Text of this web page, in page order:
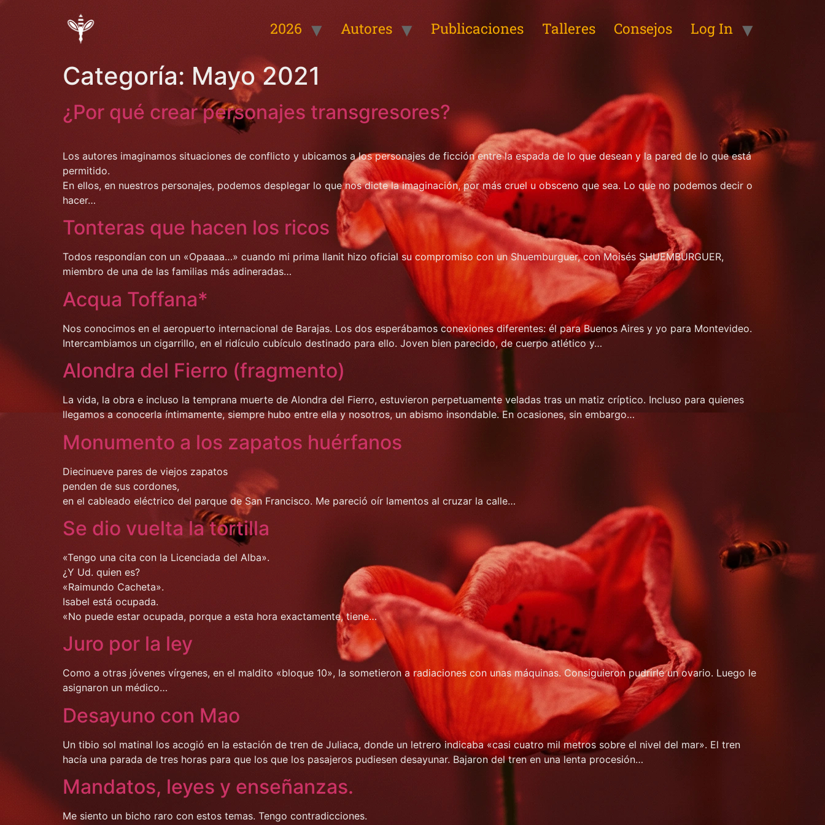
2026 Autores Publicaciones Talleres Consejos Log In
Categoría: Mayo 2021
¿Por qué crear personajes transgresores?
Los autores imaginamos situaciones de conflicto y ubicamos a los personajes de ficción entre la espada de lo que desean y la pared de lo que está
permitido.
En ellos, en nuestros personajes, podemos desplegar lo que nos dicte la imaginación, por más cruel u obsceno que sea. Lo que no podemos decir o
hacer…
Tonteras que hacen los ricos
Todos respondían con un «Opaaaa…» cuando mi prima Ilanit hizo oficial su compromiso con un Shuemburguer, con Moisés SHUEMBURGUER,
miembro de una de las familias más adineradas…
Acqua Toffana*
Nos conocimos en el aeropuerto internacional de Barajas. Los dos esperábamos conexiones diferentes: él para Buenos Aires y yo para Montevideo.
Intercambiamos un cigarrillo, en el ridículo cubículo destinado para ello. Joven bien parecido, de cuerpo atlético y…
Alondra del Fierro (fragmento)
La vida, la obra e incluso la temprana muerte de Alondra del Fierro, estuvieron perpetuamente veladas tras un matiz críptico. Incluso para quienes
llegamos a conocerla íntimamente, siempre hubo entre ella y nosotros, un abismo insondable. En ocasiones, sin embargo…
Monumento a los zapatos huérfanos
Diecinueve pares de viejos zapatos
penden de sus cordones,
en el cableado eléctrico del parque de San Francisco. Me pareció oír lamentos al cruzar la calle…
Se dio vuelta la tortilla
«Tengo una cita con la Licenciada del Alba».
¿Y Ud. quien es?
«Raimundo Cacheta».
Isabel está ocupada.
«No puede estar ocupada, porque a esta hora exactamente, tiene…
Juro por la ley
Como a otras jóvenes vírgenes, en el maldito «bloque 10», la sometieron a radiaciones con unas máquinas. Consiguieron pudrirle un ovario. Luego le
asignaron un médico…
Desayuno con Mao
Un tibio sol matinal los acogió en la estación de tren de Juliaca, donde un letrero indicaba «casi cuatro mil metros sobre el nivel del mar». El tren
hacía una parada de tres horas para que los que los pasajeros pudiesen desayunar. Bajaron del tren en una lenta procesión…
Mandatos, leyes y enseñanzas.
Me siento un bicho raro con estos temas. Tengo contradicciones.